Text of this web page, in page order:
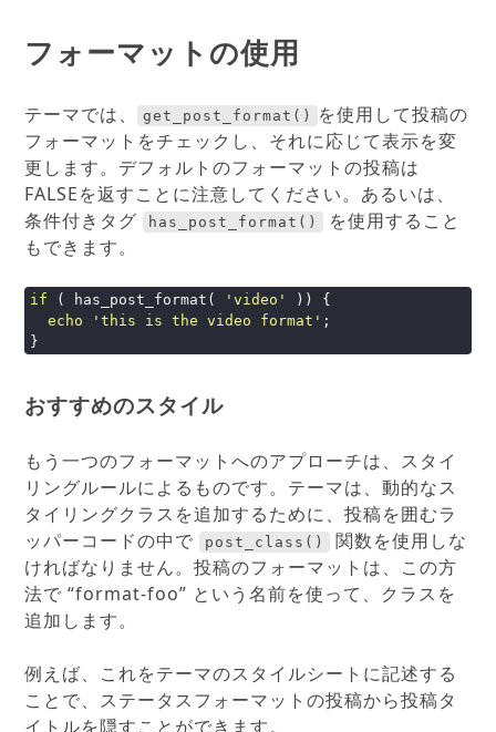
フォーマットの使用
テーマでは、 get_post_format()
を使用して投稿の
フォーマットをチェックし、それに応じて表示を変
更します。デフォルトのフォーマットの投稿は
FALSEを返すことに注意してください。あるいは、
条件付きタグ
has_post_format()
を使用すること
もできます。
if ( has_post_format( 'video'
)) {
echo
'this is the video format' ;
}
おすすめのスタイル
もう一つのフォーマットへのアプローチは、スタイ
リングルールによるものです。テーマは、動的なス
タイリングクラスを追加するために、投稿を囲むラ
ッパーコードの中で
post_class()
関数を使用しな
ければなりません。投稿のフォーマットは、この方
法で “format-foo” という名前を使って、クラスを
追加します。
例えば、これをテーマのスタイルシートに記述する
ことで、ステータスフォーマットの投稿から投稿タ
イトルを隠すことができます。